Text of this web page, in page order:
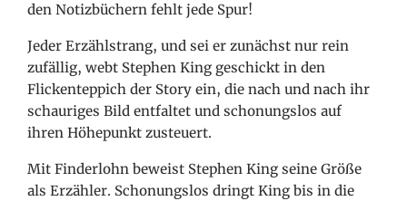
den Notizbüchern fehlt jede Spur!
Jeder Erzählstrang, und sei er zunächst nur rein
zufällig, webt Stephen King geschickt in den
Flickenteppich der Story ein, die nach und nach ihr
schauriges Bild entfaltet und schonungslos auf
ihren Höhepunkt zusteuert.
Mit Finderlohn beweist Stephen King seine Größe
als Erzähler. Schonungslos dringt King bis in die